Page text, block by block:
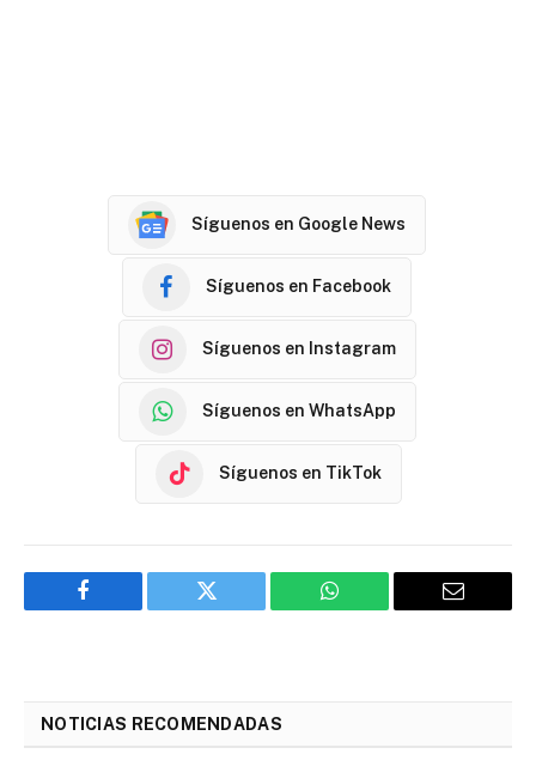
Síguenos en Google News
Síguenos en Facebook
Síguenos en Instagram
Síguenos en WhatsApp
Síguenos en TikTok
Facebook Twitter WhatsApp Email
NOTICIAS RECOMENDADAS